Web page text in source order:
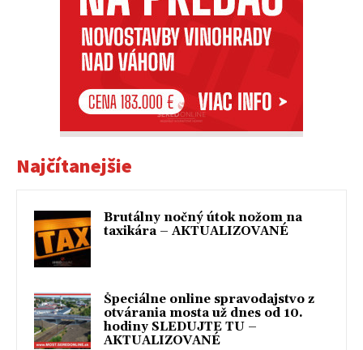
Najčítanejšie
Brutálny nočný útok nožom na
taxikára – AKTUALIZOVANÉ
Špeciálne online spravodajstvo z
otvárania mosta už dnes od 10.
hodiny SLEDUJTE TU –
AKTUALIZOVANÉ